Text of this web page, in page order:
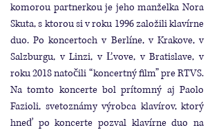
komorou partnerkou je jeho manželka Nora
Skuta, s ktorou si v roku 1996 založili klavírne
duo. Po koncertoch v Berlíne, v Krakove, v
Salzburgu, v Linzi, v Ľvove, v Bratislave, v
roku 2018 natočili “koncertný film” pre RTVS.
Na tomto koncerte bol prítomný aj Paolo
Fazioli, svetoznámy výrobca klavírov, ktorý
hneď po koncerte pozval klavírne duo na